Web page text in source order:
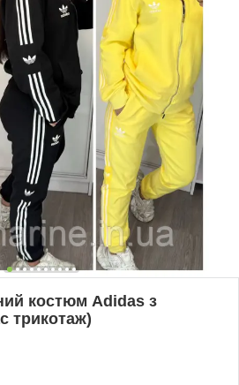
костюм Adidas з
трикотаж)